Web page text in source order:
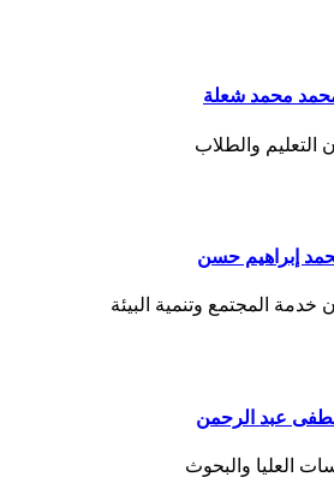
محمد محمد شعلة
التعليم والطلاب
إبراهيم حسن
المجتمع وتنمية البيئة
عبد الرحمن
العليا والبحوث